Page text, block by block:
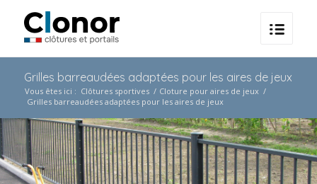
Grilles barreaudées adaptées pour les aires de jeux
Vous êtes ici : Clôtures sportives / Cloture pour aires de jeux /
Grilles barreaudées adaptées pour les aires de jeux